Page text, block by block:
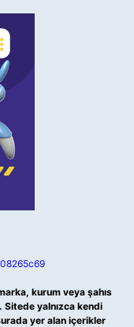
kurum veya şahıs
Sitede yalnızca kendi
yer alan içerikler